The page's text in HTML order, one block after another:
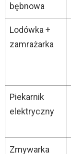
bębnowa
Lodówka +
zamrażarka
Piekarnik
elektryczny
Zmywarka